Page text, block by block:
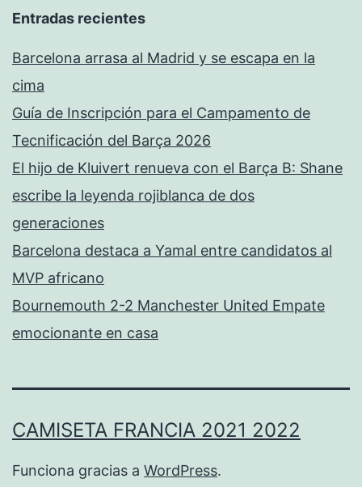
Entradas recientes
Barcelona arrasa al Madrid y se escapa en la
cima
Guía de Inscripción para el Campamento de
Tecnificación del Barça 2026
El hijo de Kluivert renueva con el Barça B: Shane
escribe la leyenda rojiblanca de dos
generaciones
Barcelona destaca a Yamal entre candidatos al
MVP africano
Bournemouth 2-2 Manchester United Empate
emocionante en casa
CAMISETA FRANCIA 2021 2022
Funciona gracias a WordPress.